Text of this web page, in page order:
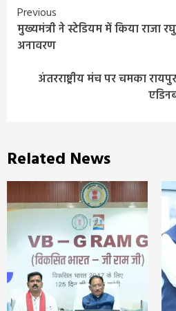
Continue
Reading
Previous
मुख्यमंत्री ने स्टेडियम में किया राजा
अनावरण
अंतरराष्ट्रीय मंच पर चमका
Related News